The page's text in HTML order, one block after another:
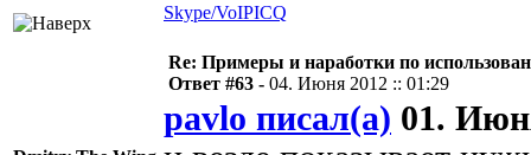
Skype/VoIPICQ
Re: Примеры и наработки по
Ответ #63 - 04. Июня 2012 :: 01:29
pavlo писал(а) 01.